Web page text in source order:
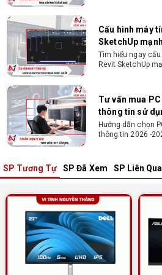
Cấu hình máy
SketchUp
Tìm hiểu ngay
Revit SketchUp
Tư vấn mua
thông tin sử
Hướng dẫn chọn
thông tin 2026 -
Sinh viên nên
khoăn của nhiều
tập. Xem ngay
ngành, hợp túi tiền!
Laptop Sinh
Hình Nào
Tìm laptop sinh
SP Tương Tự SP Đã Xem SP Liên